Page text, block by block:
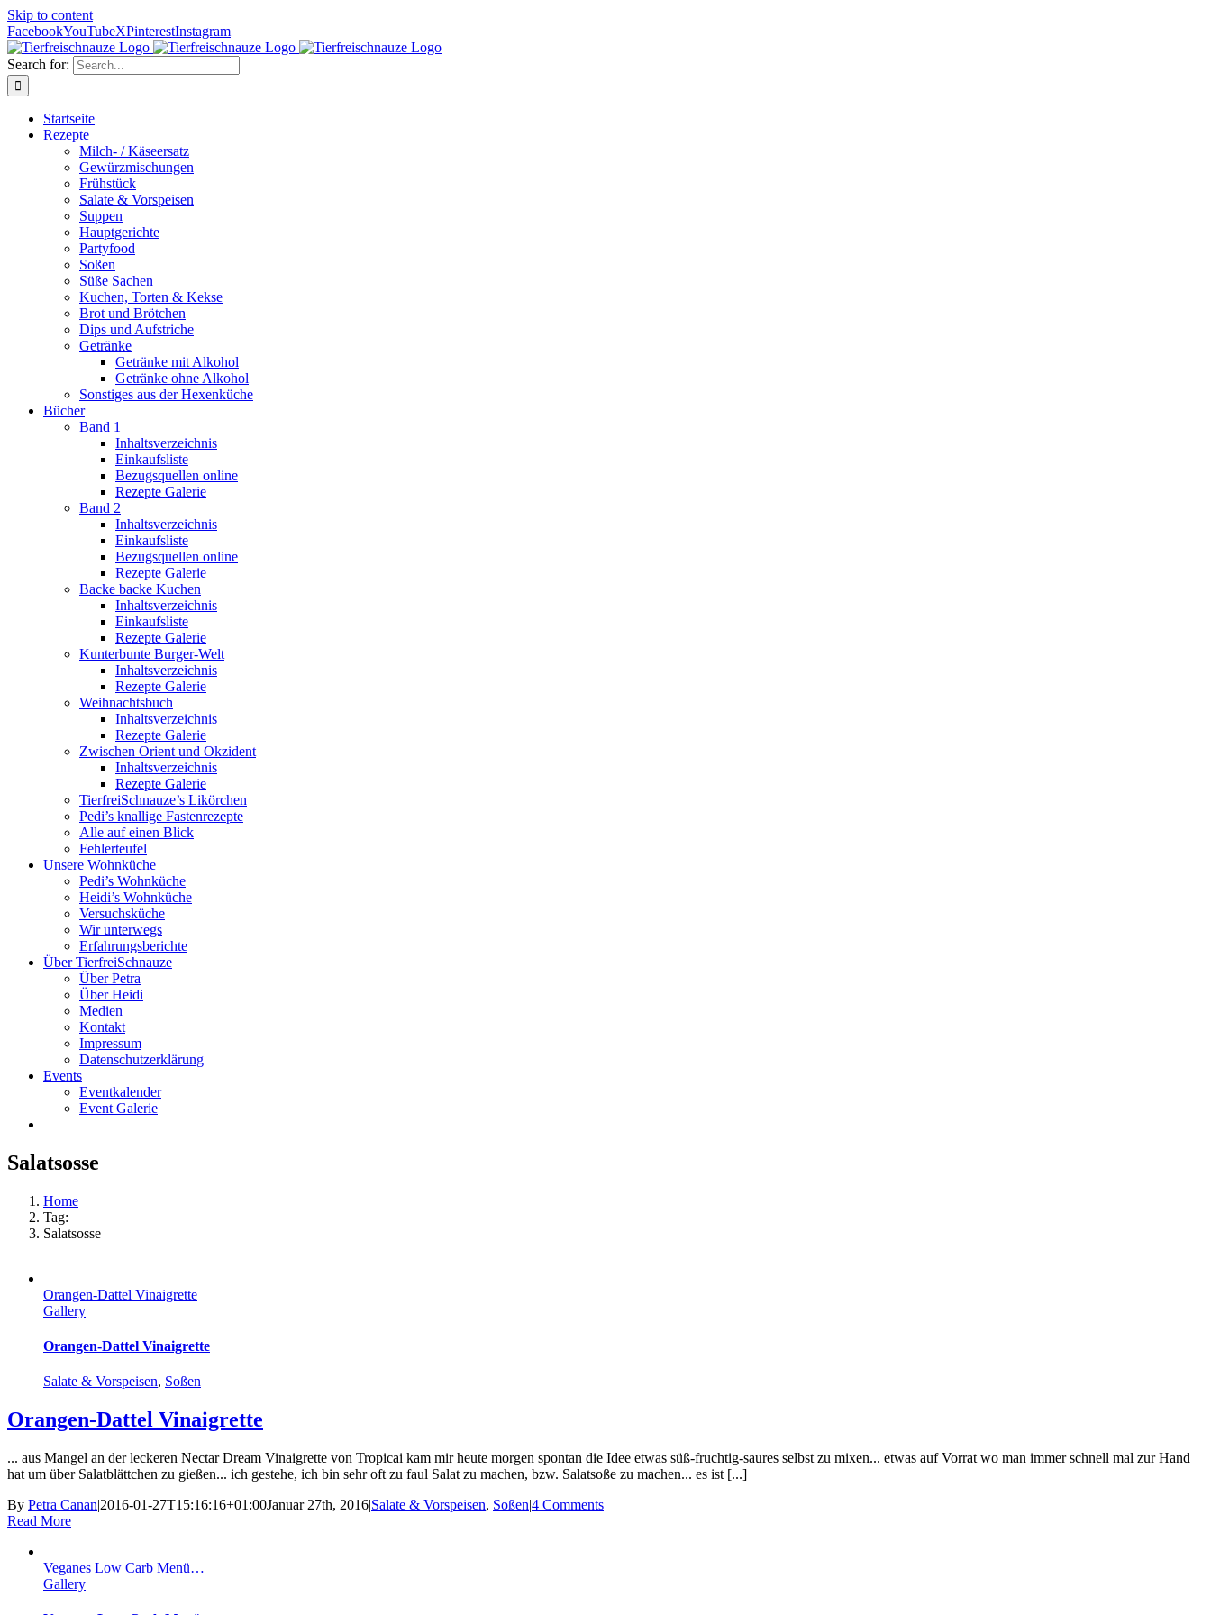
Skip to content
FacebookYouTubeXPinterestInstagram
Search for:
Startseite
Rezepte
Milch- / Käseersatz
Gewürzmischungen
Frühstück
Salate & Vorspeisen
Suppen
Hauptgerichte
Partyfood
Soßen
Süße Sachen
Kuchen, Torten & Kekse
Brot und Brötchen
Dips und Aufstriche
Getränke
Getränke mit Alkohol
Getränke ohne Alkohol
Sonstiges aus der Hexenküche
Bücher
Band 1
Inhaltsverzeichnis
Einkaufsliste
Bezugsquellen online
Rezepte Galerie
Band 2
Inhaltsverzeichnis
Einkaufsliste
Bezugsquellen online
Rezepte Galerie
Backe backe Kuchen
Inhaltsverzeichnis
Einkaufsliste
Rezepte Galerie
Kunterbunte Burger-Welt
Inhaltsverzeichnis
Rezepte Galerie
Weihnachtsbuch
Inhaltsverzeichnis
Rezepte Galerie
Zwischen Orient und Okzident
Inhaltsverzeichnis
Rezepte Galerie
TierfreiSchnauze’s Likörchen
Pedi’s knallige Fastenrezepte
Alle auf einen Blick
Fehlerteufel
Unsere Wohnküche
Pedi’s Wohnküche
Heidi’s Wohnküche
Versuchsküche
Wir unterwegs
Erfahrungsberichte
Über TierfreiSchnauze
Über Petra
Über Heidi
Medien
Kontakt
Impressum
Datenschutzerklärung
Events
Eventkalender
Event Galerie
Salatsosse
Home
Tag:
Salatsosse
Orangen-Dattel Vinaigrette
Gallery
Orangen-Dattel Vinaigrette
Salate & Vorspeisen, Soßen
Orangen-Dattel Vinaigrette
... aus Mangel an der leckeren Nectar Dream Vinaigrette von Tropicai kam mir heute morgen spontan die Idee etwas süß-fruchtig-saures selbst zu mixen... etwas auf Vorrat wo man immer schnell mal zur Hand
hat um über Salatblättchen zu gießen... ich gestehe, ich bin sehr oft zu faul Salat zu machen, bzw. Salatsoße zu machen... es ist [...]
By Petra Canan|2016-01-27T15:16:16+01:00Januar 27th, 2016|Salate & Vorspeisen, Soßen|4 Comments
Read More
Veganes Low Carb Menü…
Gallery